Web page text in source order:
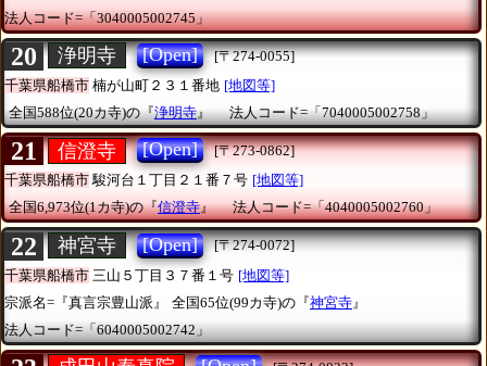
法人コード=「3040005002745」
20 浄明寺 [Open]
[〒274-0055]
千葉県船橋市 楠が山町２３１番地 [地図等]
全国588位(20カ寺)の『浄明寺』 法人コード=「7040005002758」
21 信澄寺 [Open]
[〒273-0862]
千葉県船橋市駿河台１丁目２１番７号 [地図等]
全国6,973位(1カ寺)の『信澄寺』 法人コード=「4040005002760」
22 神宮寺 [Open]
[〒274-0072]
千葉県船橋市 三山５丁目３７番１号 [地図等]
宗派名=『真言宗豊山派』
全国65位(99カ寺)の『神宮寺 』
法人コード=「6040005002742」